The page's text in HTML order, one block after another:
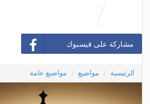
مشاركة على فيسبوك
الرئيسية مواضيع مواضيع عامة